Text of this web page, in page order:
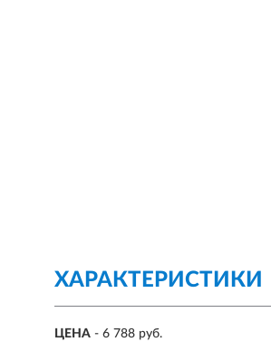
ХАРАКТЕРИСТИКИ
ЦЕНА - 6 788 руб.